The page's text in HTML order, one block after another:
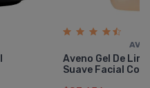
Aveno Gel De
Suave Facial